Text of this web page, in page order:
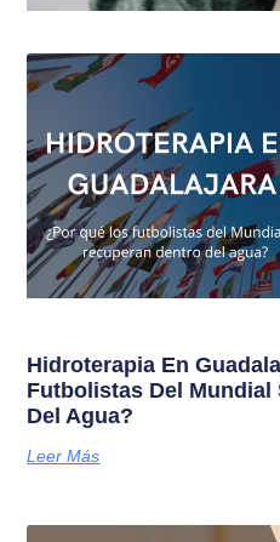
Hidroterapia En
Futbolistas Del Mundial
Del Agua?
Leer Más